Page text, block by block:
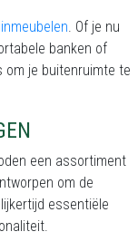
. Of je nu
banken of
je buitenruimte te
een assortiment
om de
essentiële